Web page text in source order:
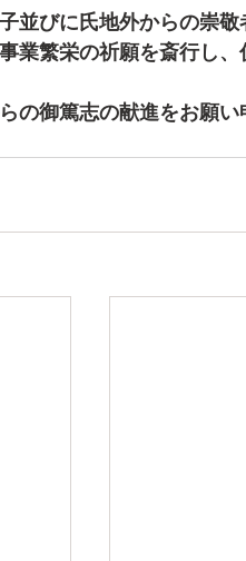
並びに氏地外からの崇
業繁栄の祈願を斎行し
の御篤志の献進をお願い